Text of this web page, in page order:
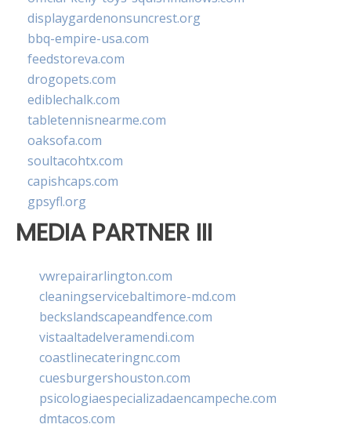
displaygardenonsuncrest.org
bbq-empire-usa.com
feedstoreva.com
drogopets.com
ediblechalk.com
tabletennisnearme.com
oaksofa.com
soultacohtx.com
capishcaps.com
gpsyfl.org
MEDIA PARTNER III
vwrepairarlington.com
cleaningservicebaltimore-md.com
beckslandscapeandfence.com
vistaaltadelveramendi.com
coastlinecateringnc.com
cuesburgershouston.com
psicologiaespecializadaencampeche.com
dmtacos.com